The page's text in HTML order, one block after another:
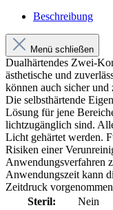
Beschreibung
Menü schließen
Dualhärtendes Zwei-
ästhetische und
können auch sicher
Die selbsthärtende
Lösung für jene
lichtzugänglich sind.
Licht gehärtet werden.
Risiken einer
Anwendungsverfahren
Anwendungszeit kann
Zeitdruck
Steril:
Nein